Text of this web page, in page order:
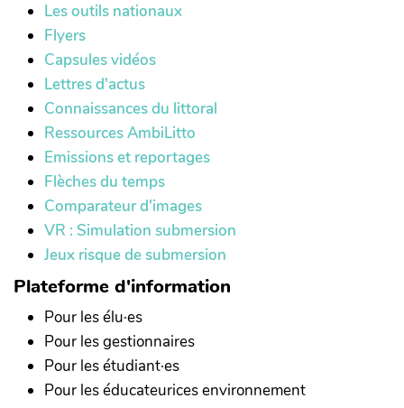
Les outils nationaux
Flyers
Capsules vidéos
Lettres d'actus
Connaissances du littoral
Ressources AmbiLitto
Emissions et reportages
Flèches du temps
Comparateur d'images
VR : Simulation submersion
Jeux risque de submersion
Plateforme d'information
Pour les élu·es
Pour les gestionnaires
Pour les étudiant·es
Pour les éducateurices environnement